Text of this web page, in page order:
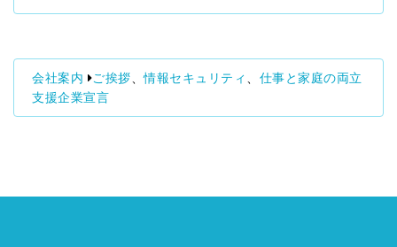
会社案内 ご挨拶 、情報セキュリティ
仕事と家庭の両立
支援企業宣言